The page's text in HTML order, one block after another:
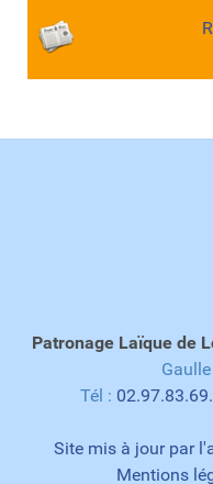
Patronage Laïque de
Tél :
Site mis à jour par
Mentions